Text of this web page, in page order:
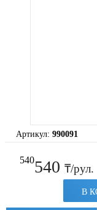
Артикул: 990091
540540 ₸/рул.
В